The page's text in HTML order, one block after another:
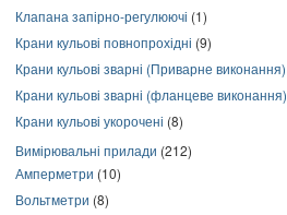
Клапана запірно-регулюючі (1)
Крани кульові повнопрохідні (9)
Крани кульові зварні (Приварне виконання)
Крани кульові зварні (фланцеве виконання)
Крани кульові укорочені (8)
Вимірювальні прилади (212)
Амперметри (10)
Вольтметри (8)